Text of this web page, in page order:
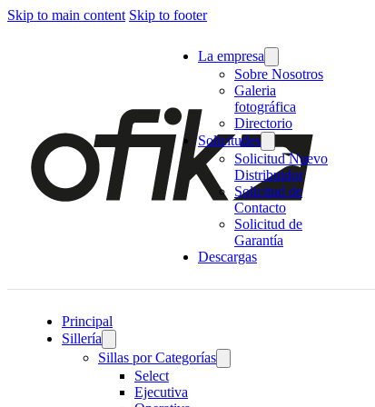
Skip to main content Skip to footer
La empresa
Sobre Nosotros
Galeria
fotográfica
Directorio
Solicitudes
Solicitud Nuevo
Distribuidor
Solicitud de
Contacto
Solicitud de
Garantía
Descargas
Principal
Sillería
Sillas por Categorías
Select
Ejecutiva